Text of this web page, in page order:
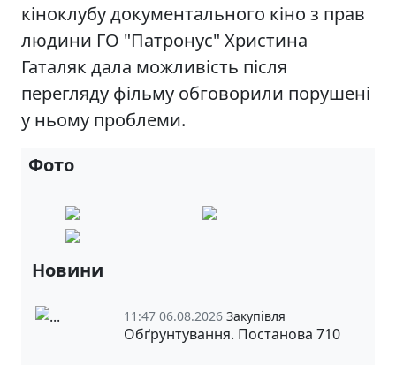
кіноклубу документального кіно з прав
людини ГО "Патронус" Христина
Гаталяк дала можливість після
перегляду фільму обговорили порушені
у ньому проблеми.
Фото
Новини
11:47 06.08.2026 Закупівля
Обґрунтування. Постанова 710